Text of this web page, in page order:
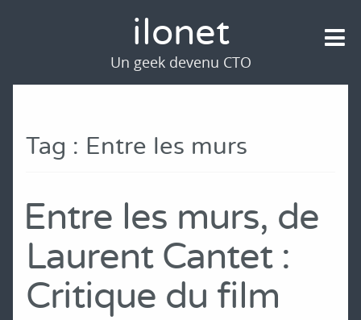
Tag : Entre les murs
Entre les murs, de
Laurent Cantet :
Critique du film
ilonet
Un geek devenu CTO